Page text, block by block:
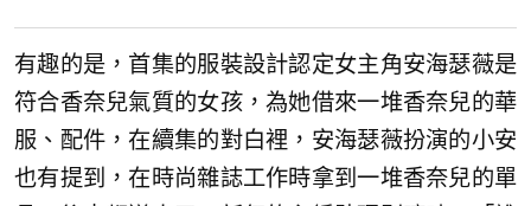
有趣的是，首集的服裝設計認定女主角安海瑟薇是
符合香奈兒氣質的女孩，為她借來一堆香奈兒的華
服、配件，在續集的對白裡，安海瑟薇扮演的小安
也有提到，在時尚雜誌工作時拿到一堆香奈兒的單